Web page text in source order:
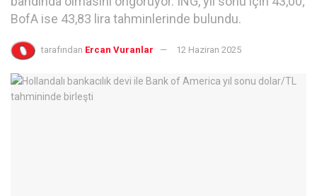
BofA ise 43,83 lira tahminlerinde bulundu.
tarafından Ercan Vuranlar 12 Haziran 2025